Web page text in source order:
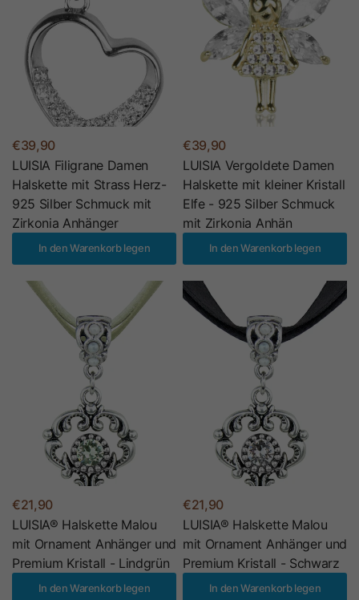
€39,90
LUISIA Filigrane Damen
Halskette mit Strass Herz-
925 Silber Schmuck mit
Zirkonia Anhänger
In den Warenkorb legen
€39,90
LUISIA Vergoldete Damen
Halskette mit kleiner Kristall
Elfe - 925 Silber Schmuck
mit Zirkonia Anhän
In den Warenkorb legen
€21,90
LUISIA® Halskette Malou
mit Ornament Anhänger und
Premium Kristall - Lindgrün
In den Warenkorb legen
€21,90
LUISIA® Halskette Malou
mit Ornament Anhänger und
Premium Kristall - Schwarz
In den Warenkorb legen